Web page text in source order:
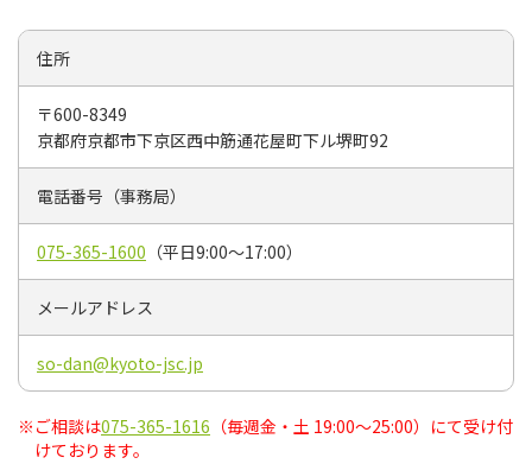
住所
〒600-8349
京都府京都市下京区西中筋通花屋町下ル堺町92
電話番号（事務局）
075-365-1600 （平日9:00～17:00）
メールアドレス
so-dan@kyoto-jsc.jp
※ ご相談は075-365-1616 （毎週金・土 19:00～25:00）にて受け付
けております。